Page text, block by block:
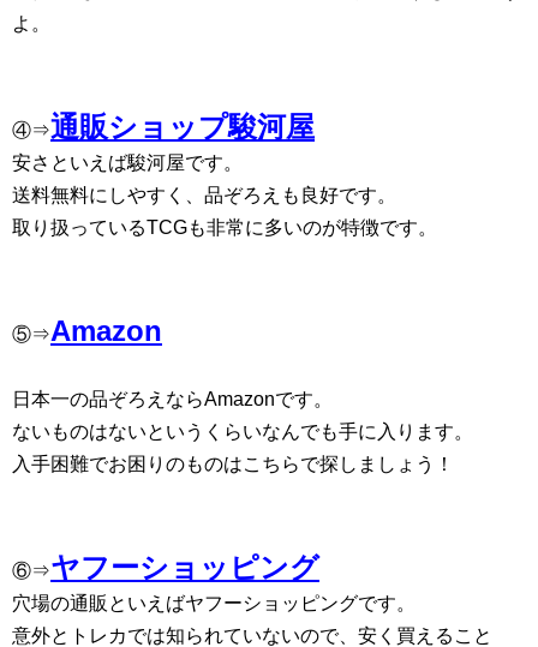
よ。
④⇒通販ショップ駿河屋
安さといえば駿河屋です。
送料無料にしやすく、品ぞろえも良好です。
取り扱っているTCGも非常に多いのが特徴です。
⑤⇒Amazon
日本一の品ぞろえならAmazonです。
ないものはないというくらいなんでも手に入ります。
入手困難でお困りのものはこちらで探しましょう！
⑥⇒ヤフーショッピング
穴場の通販といえばヤフーショッピングです。
意外とトレカでは知られていないので、安く買えること